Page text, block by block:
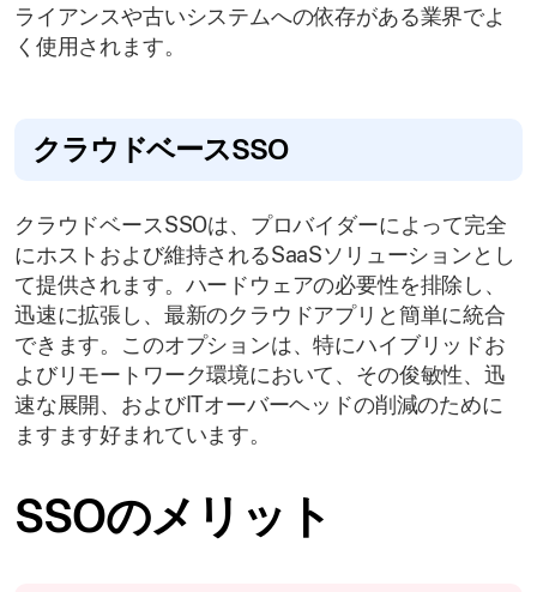
ライアンスや古いシステムへの依存がある業界でよ
く使用されます。
クラウドベースSSO
クラウドベースSSOは、プロバイダーによって完全
にホストおよび維持されるSaaSソリューションとし
て提供されます。ハードウェアの必要性を排除し、
迅速に拡張し、最新のクラウドアプリと簡単に統合
できます。このオプションは、特にハイブリッドお
よびリモートワーク環境において、その俊敏性、迅
速な展開、およびITオーバーヘッドの削減のために
ますます好まれています。
SSOのメリット